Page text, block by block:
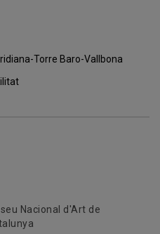
Torre Baro-Vallbona
Nacional d'Art de